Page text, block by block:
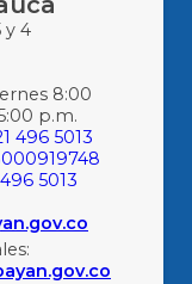
y 4
8:00
p.m.
496 5013
5013